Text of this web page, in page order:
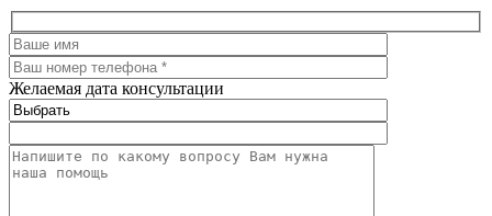
Желаемая дата консультации